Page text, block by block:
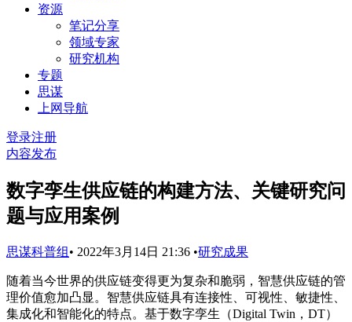
资源
笔记分享
领域专家
研究机构
专题
思谋
上网导航
登录注册
内容发布
数字孪生供应链的构建方法、关键研究问
题与应用案例
思谋科普组 • 2022年3月14日 21:36 •研究成果
随着当今世界的供应链变得更为复杂和脆弱，智慧供应链的管
理价值愈加凸显。智慧供应链具有连接性、可视性、敏捷性、
集成化和智能化的特点。基于数字孪生（Digital Twin，DT）